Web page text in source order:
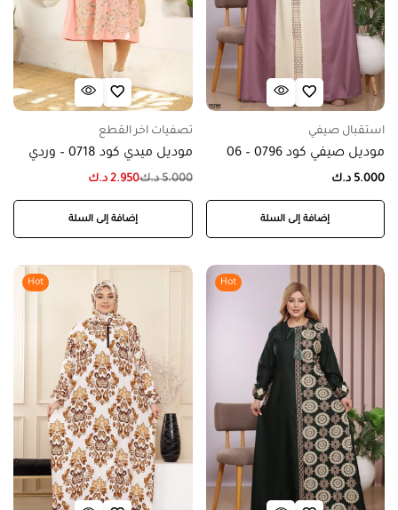
استقبال صيفي
موديل صيفي كود 0796 – 06
5.000 د.ك
إضافة إلى السلة
تصفيات اخر القطع
موديل ميدي كود 0718 – وردي
5.000 د.ك2.950 د.ك
إضافة إلى السلة
Hot
Hot